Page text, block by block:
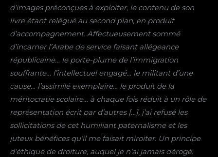
d’images préconçues à exploiter, le contenu de son
livre étant relégué au second plan, en produit
d’accompagnement. Affectueusement sommé
d’incarner l’Arabe de service faisant allégeance
républicaine… le porte-plume de l’immigration
souffrante… l’intellectuel engagé… le militant d’une
cause… l’assimilé exemplaire… le produit de la
méritocratie scolaire… à chaque fois réduit à un rôle de
représentation écrit par d’autres […], j’ai refusé les
sollicitations de cet humiliant paternalisme et les
juteux bénéfices qu’il me faisait miroiter. Un principe
d’éthique de droiture, auquel je n’ai jamais dérogé.